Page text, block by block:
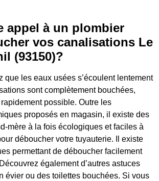
appel à un plombier
vos canalisations Le
(93150)?
que les eaux usées s’écoulent lentement
sont complètement bouchées,
possible. Outre les
proposés en magasin, il existe des
mère à la fois écologiques et faciles à
déboucher votre tuyauterie. Il existe
permettant de déboucher facilement
également d’autres astuces
évier ou des toilettes bouchées. Si vous